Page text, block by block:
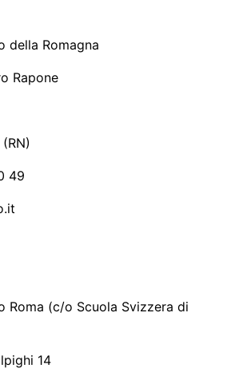
della Romagna
Rapone
49
Roma (c/o Scuola Svizzera di
14